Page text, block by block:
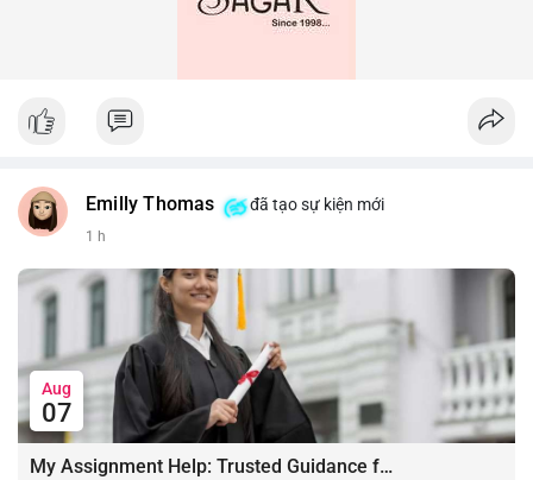
Emilly Thomas đã tạo sự kiện mới
1 h
Aug
07
My Assignment Help: Trusted Guidance for Academic Excellence